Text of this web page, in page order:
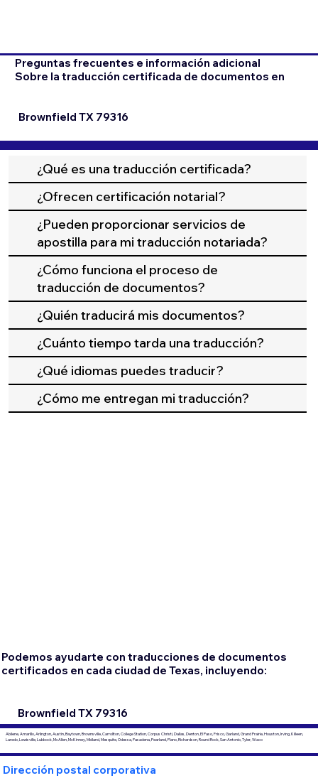
¿Qué es una traducción certificada?
¿Ofrecen certificación notarial?
¿Pueden proporcionar servicios de
apostilla para mi traducción notariada?
¿Cómo funciona el proceso de
traducción de documentos?
¿Quién traducirá mis documentos?
¿Cuánto tiempo tarda una traducción?
¿Qué idiomas puedes traducir?
¿Cómo me entregan mi traducción?
Preguntas frecuentes e información adicional
Sobre la traducción certificada de documentos en
Brownfield TX 79316
Podemos ayudarte con traducciones de documentos
certificados en cada ciudad de Texas, incluyendo:
Brownfield TX 79316
Abilene, Amarillo, Arlington, Austin, Baytown, Brownsville, Carrollton, College Station, Corpus Christi, Dallas, Denton, El Paso, Frisco, Garland, Grand Prairie, Houston, Irving, Killeen,
Laredo, Lewisville, Lubbock, McAllen, McKinney, Midland, Mesquite, Odessa, Pasadena, Pearland, Plano, Richardson, Round Rock, San Antonio, Tyler, Waco
Dirección postal corporativa